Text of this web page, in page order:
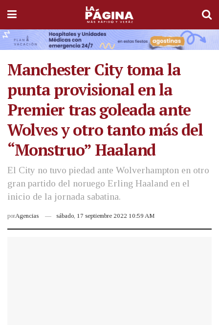
Manchester City toma la
punta provisional en la
Premier tras goleada ante
Wolves y otro tanto más del
“Monstruo” Haaland
El City no tuvo piedad ante Wolverhampton en otro
gran partido del noruego Erling Haaland en el
inicio de la jornada sabatina.
porAgencias sábado, 17 septiembre 2022 10:59 AM